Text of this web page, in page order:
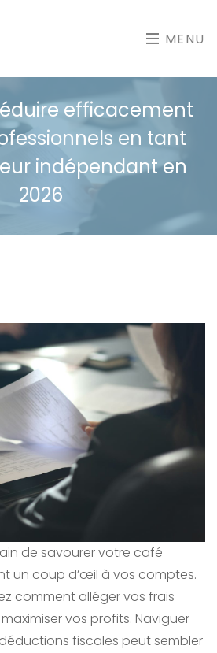
MENU
efficacement
en tant
indépendant en
2026
de savourer votre café
un coup d’œil à vos comptes.
comment alléger vos frais
vos profits. Naviguer
fiscales peut sembler